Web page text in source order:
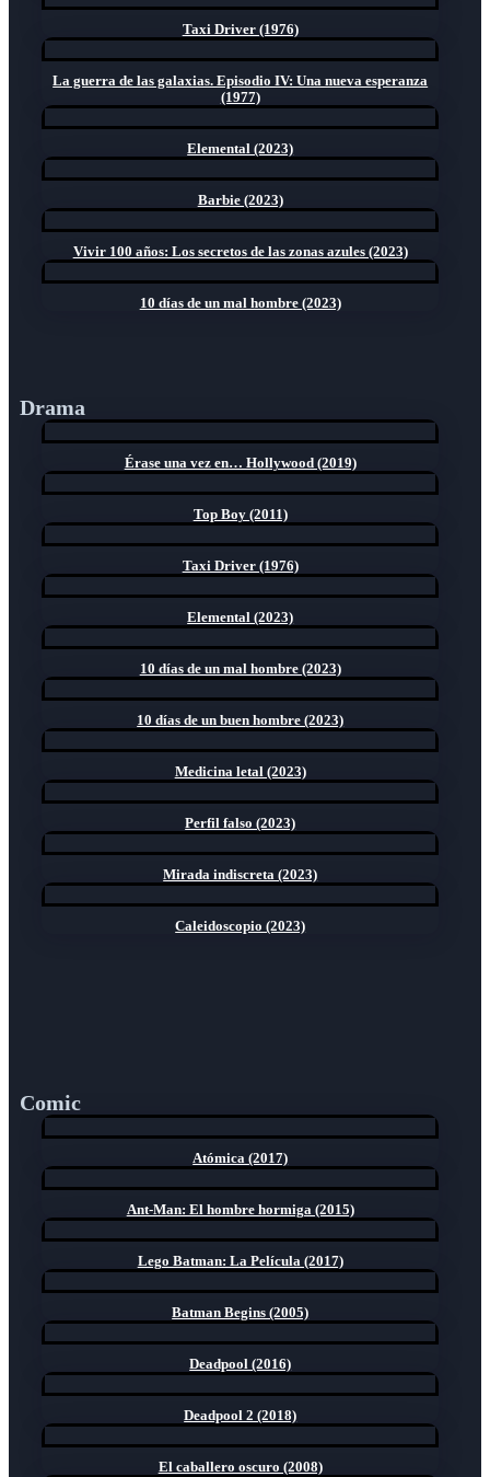
Taxi Driver (1976)
La guerra de las galaxias. Episodio IV: Una nueva esperanza
(1977)
Elemental (2023)
Barbie (2023)
Vivir 100 años: Los secretos de las zonas azules (2023)
10 días de un mal hombre (2023)
Drama
Érase una vez en… Hollywood (2019)
Top Boy (2011)
Taxi Driver (1976)
Elemental (2023)
10 días de un mal hombre (2023)
10 días de un buen hombre (2023)
Medicina letal (2023)
Perfil falso (2023)
Mirada indiscreta (2023)
Caleidoscopio (2023)
Comic
Atómica (2017)
Ant-Man: El hombre hormiga (2015)
Lego Batman: La Película (2017)
Batman Begins (2005)
Deadpool (2016)
Deadpool 2 (2018)
El caballero oscuro (2008)